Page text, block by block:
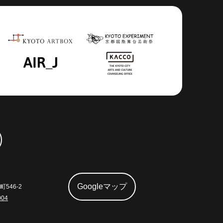
546-2
Googleマップ